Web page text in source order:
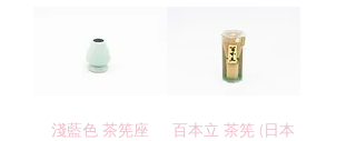
淺藍色 茶筅座
百本立 茶筅 (日本